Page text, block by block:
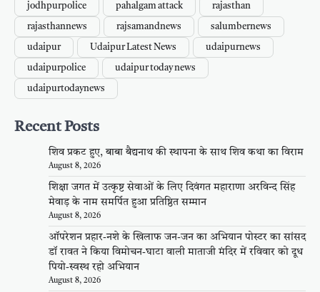
jodhpurpolice pahalgam attack rajasthan
rajasthannews rajsamandnews salumbernews
udaipur Udaipur Latest News udaipurnews
udaipurpolice udaipur today news
udaipurtodaynews
Recent Posts
शिव प्रकट हुए, बाबा बैद्यनाथ की स्थापना के साथ शिव कथा का विराम
August 8, 2026
शिक्षा जगत में उत्कृष्ट सेवाओं के लिए दिवंगत महाराणा अरविन्द सिंह
मेवाड़ के नाम समर्पित हुआ प्रतिष्ठित सम्मान
August 8, 2026
ऑपरेशन प्रहार-नशे के खिलाफ जन-जन का अभियान पोस्टर का सांसद
डॉ रावत ने किया विमोचन-घाटा वाली माताजी मंदिर में रविवार को दूध
पियो-स्वस्थ रहो अभियान
August 8, 2026